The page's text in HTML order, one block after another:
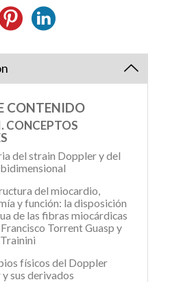
CONTENIDO
CONCEPTOS
del strain Doppler y del
del miocardio,
y función: la disposición
de las fibras miocárdicas
Torrent Guasp y
físicos del Doppler
sus derivados